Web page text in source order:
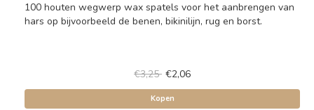
100 houten wegwerp wax spatels voor het aanbrengen van
hars op bijvoorbeeld de benen, bikinilijn, rug en borst.
€3,25 €2,06
Kopen